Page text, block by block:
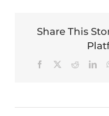
Share This
Facebook Reddit